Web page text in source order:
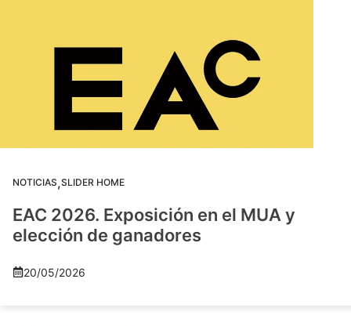
NOTICIAS,SLIDER HOME
EAC 2026. Exposición en el MUA y
elección de ganadores
20/05/2026